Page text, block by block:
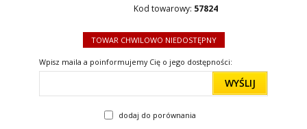
Kod towarowy: 57824
TOWAR CHWILOWO NIEDOSTĘPNY
Wpisz maila a poinformujemy Cię o jego dostępności:
WYŚLIJ
dodaj do porównania